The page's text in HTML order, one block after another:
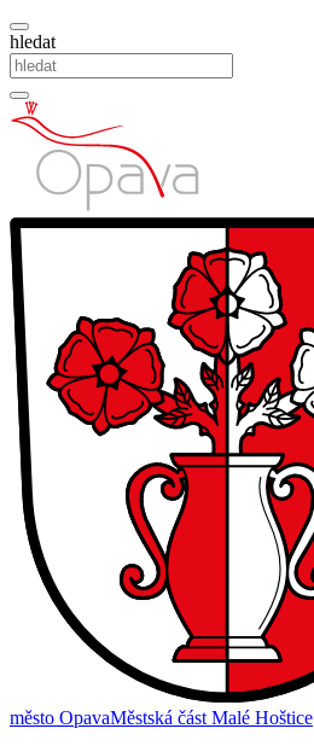
hledat
město OpavaMěstská část Malé Hoštice